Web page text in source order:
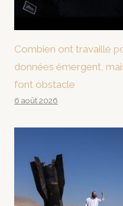
Combien ont travaillé
données émergent,
font obstacle
6 août 2026